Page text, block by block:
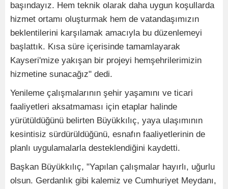
başındayız. Hem teknik olarak daha uygun koşullarda
hizmet ortamı oluşturmak hem de vatandaşımızın
beklentilerini karşılamak amacıyla bu düzenlemeyi
başlattık. Kısa süre içerisinde tamamlayarak
Kayseri'mize yakışan bir projeyi hemşehrilerimizin
hizmetine sunacağız" dedi.
Yenileme çalışmalarının şehir yaşamını ve ticari
faaliyetleri aksatmaması için etaplar halinde
yürütüldüğünü belirten Büyükkılıç, yaya ulaşımının
kesintisiz sürdürüldüğünü, esnafın faaliyetlerinin de
planlı uygulamalarla desteklendiğini kaydetti.
Başkan Büyükkılıç, "Yapılan çalışmalar hayırlı, uğurlu
olsun. Gerdanlık gibi kalemiz ve Cumhuriyet Meydanı,